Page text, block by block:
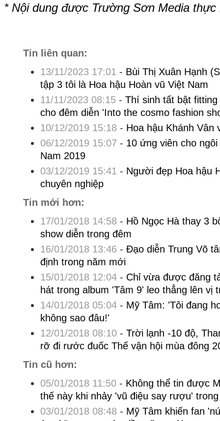
* Nội dung được Trường Sơn Media thực
Tin liên quan:
13/11/2023 17:01 - Bùi Thị Xuân Hạnh
tập 3 tôi là Hoa hậu Hoàn vũ Việt Nam
11/11/2023 08:15- Thí sinh tất bật
cho đêm diễn 'Into the cosmo fashion
10/12/2019 15:18 - Hoa hậu Khánh Vân
06/12/2019 15:07 - 10 ứng viên cho
Nam 2019
03/12/2019 15:41 - Người đẹp Hoa hậu
chuyên nghiệp
Tin mới hơn:
17/01/2018 14:58 - Hồ Ngọc Hà thay 3
show diễn trong đêm
16/01/2018 13:46 - Đạo diễn Trung Võ
định trong năm mới
15/01/2018 12:04- Chỉ vừa được đăng
hát trong album 'Tâm 9' leo thẳng lên vị
14/01/2018 05:04- Mỹ Tâm: 'Tôi đang
không sao đâu!'
12/01/2018 08:10- Trời lạnh -10 độ,
rỡ đi rước đuốc Thế vận hội mùa đông
Tin cũ hơn:
05/01/2018 11:50- Không thể tin được
thế này khi nhảy 'vũ điệu say rượu'
03/01/2018 08:48 - Mỹ Tâm khiến fan